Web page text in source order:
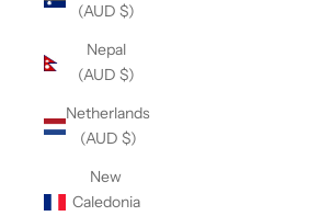
(AUD $)
Nepal
(AUD $)
Netherlands
(AUD $)
New
Caledonia